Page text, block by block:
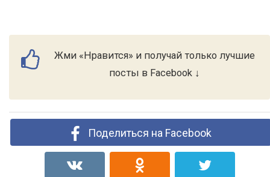
Жми «Нравится» и получай только лучшие
посты в Facebook ↓
Поделиться на Facebook